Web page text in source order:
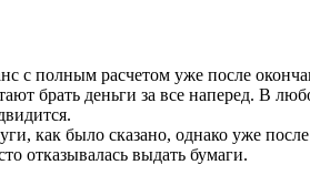
с полным расчетом уже после
брать деньги за все наперед. В
как было сказано, однако уже после
отказывалась выдать бумаги.